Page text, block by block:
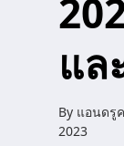
แล
By แอนดรู
2023